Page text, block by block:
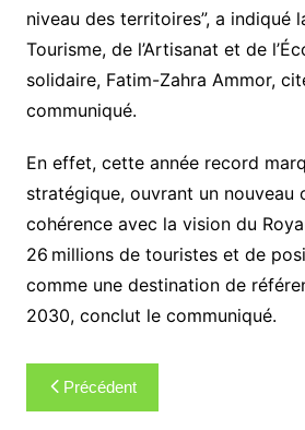
niveau des territoires”, a indiqué
Tourisme, de l’Artisanat et de
solidaire, Fatim-Zahra Ammor,
communiqué.
En effet, cette année record
stratégique, ouvrant un nouveau
cohérence avec la vision du
26 millions de touristes et de
comme une destination de
2030, conclut le communiqué.
Navigation
de
Précédent